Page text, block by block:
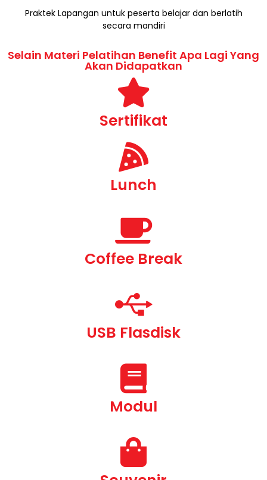
Praktek Lapangan untuk peserta belajar dan berlatih
secara mandiri
Selain Materi Pelatihan Benefit Apa Lagi Yang
Akan Didapatkan
Sertifikat
Lunch
Coffee Break
USB Flasdisk
Modul